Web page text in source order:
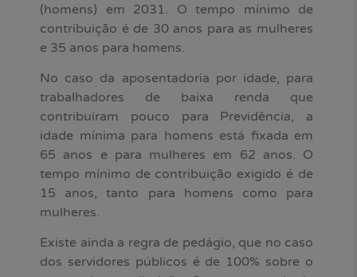
(homens) em 2031. O tempo mínimo de
contribuição é de 30 anos para as mulheres
e 35 anos para homens.
No caso da aposentadoria por idade, para
trabalhadores de baixa renda que
contribuíram pouco para Previdência, a
idade mínima para homens está fixada em
65 anos e para mulheres em 62 anos. O
tempo mínimo de contribuição exigido é de
15 anos, tanto para homens como para
mulheres.
Existe ainda a regra de pedágio, que no caso
dos servidores públicos é de 100% sobre o